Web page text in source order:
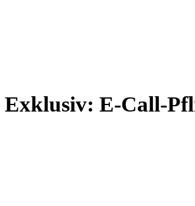
Exklusiv: E-Call-